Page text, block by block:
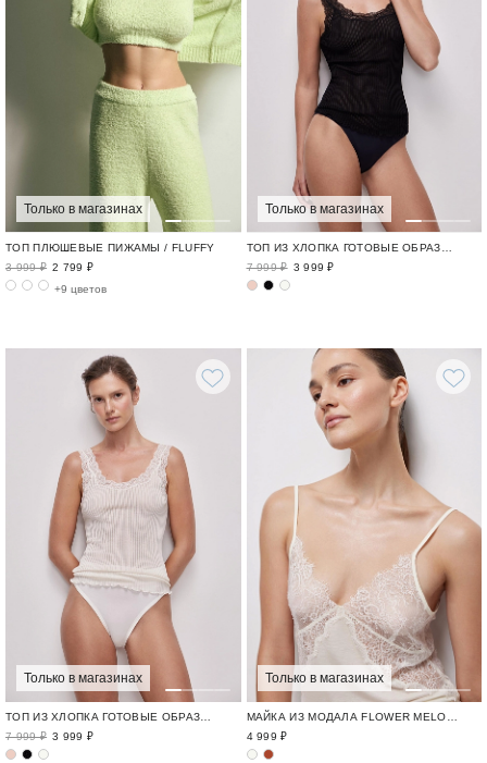
Только в магазинах
ТОП ПЛЮШЕВЫЕ ПИЖАМЫ / FLUFFY
3 999 ₽ 2 799 ₽
+9 цветов
Только в магазинах
7 999 ₽ 3 999 ₽
Только в магазинах
7 999 ₽ 3 999 ₽
Только в магазинах
4 999 ₽